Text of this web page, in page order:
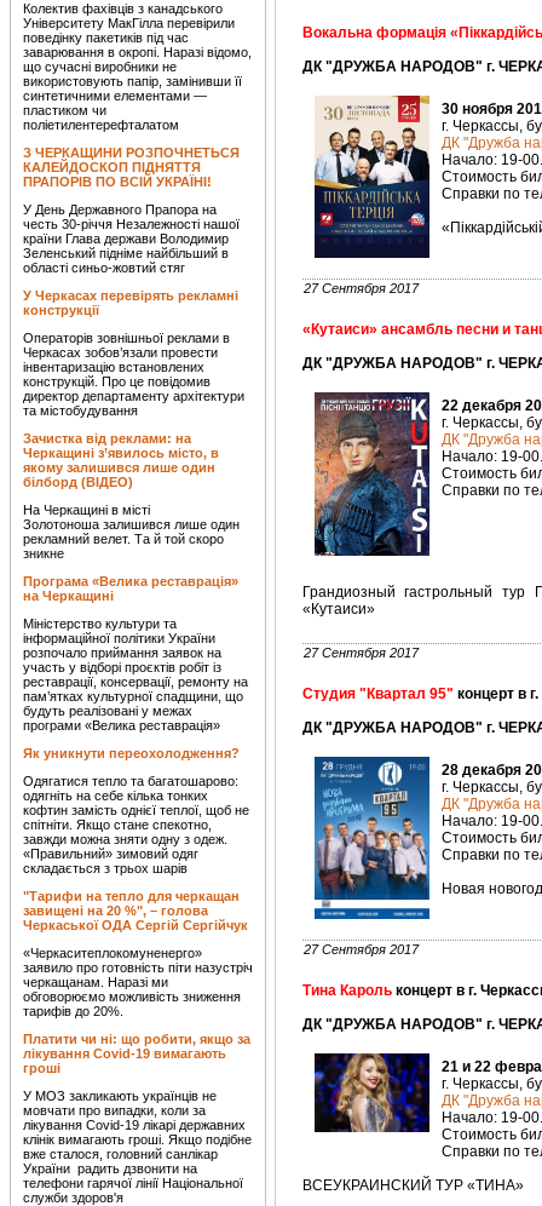
Колектив фахівців з канадського
Університету МакГілла перевірили
поведінку пакетиків під час
заварювання в окропі. Наразі відомо,
що сучасні виробники не
використовують папір, замінивши її
синтетичними елементами —
пластиком чи
поліетилентерефталатом
З ЧЕРКАЩИНИ РОЗПОЧНЕТЬСЯ
КАЛЕЙДОСКОП ПІДНЯТТЯ
ПРАПОРІВ ПО ВСІЙ УКРАЇНІ!
У День Державного Прапора на
честь 30-річчя Незалежності нашої
країни Глава держави Володимир
Зеленський підніме найбільший в
області синьо-жовтий стяг
У Черкасах перевірять рекламні
конструкції
Операторів зовнішньої реклами в
Черкасах зобов’язали провести
інвентаризацію встановлених
конструкцій. Про це повідомив
директор департаменту архітектури
та містобудування
Зачистка від реклами: на
Черкащині з’явилось місто, в
якому залишився лише один
білборд (ВІДЕО)
На Черкащині в місті
Золотоноша залишився лише один
рекламний велет. Та й той скоро
зникне
Програма «Велика реставрація»
на Черкащині
Міністерство культури та
інформаційної політики України
розпочало приймання заявок на
участь у відборі проєктів робіт із
реставрації, консервації, ремонту на
пам’ятках культурної спадщини, що
будуть реалізовані у межах
програми «Велика реставрація»
Як уникнути переохолодження?
Одягатися тепло та багатошарово:
одягніть на себе кілька тонких
кофтин замість однієї теплої, щоб не
спітніти. Якщо стане спекотно,
завжди можна зняти одну з одеж.
«Правильний» зимовий одяг
складається з трьох шарів
"Тарифи на тепло для черкащан
завищені на 20 %", – голова
Черкаської ОДА Сергій Сергійчук
«Черкаситеплокомуненерго»
заявило про готовність піти назустріч
черкащанам. Наразі ми
обговорюємо можливість зниження
тарифів до 20%.
Платити чи ні: що робити, якщо за
лікування Covid-19 вимагають
гроші
У МОЗ закликають українців не
мовчати про випадки, коли за
лікування Covid-19 лікарі державних
клінік вимагають гроші. Якщо подібне
вже сталося, головний санлікар
України радить дзвонити на
телефони гарячої лінії Національної
служби здоров'я
Вокальна формація
ДК "ДРУЖБА НАРОДОВ" г.
30 ноября
г. Черкассы,
ДК "Дружба
Начало: 19-00.
Стоимость
Справки по
27 Сентября 2017
«Кутаиси» ансамбль песни и
ДК "ДРУЖБА НАРОДОВ" г.
22 декабря
г. Черкассы,
ДК "Дружба
Начало: 19-00.
Стоимость
Справки по
Грандиозный гастрольный тур
«Кутаиси»
27 Сентября 2017
Студия "Квартал 95" концерт в
ДК "ДРУЖБА НАРОДОВ" г.
28 декабря
г. Черкассы,
ДК "Дружба
Начало: 19-00.
Стоимость
Справки по
Новая
27 Сентября 2017
Тина Карольконцерт в г.
ДК "ДРУЖБА НАРОДОВ" г.
21 и 22
г. Черкассы,
ДК "Дружба
Начало: 19-00.
Стоимость
Справки по
ВСЕУКРАИНСКИЙ ТУР «ТИНА»